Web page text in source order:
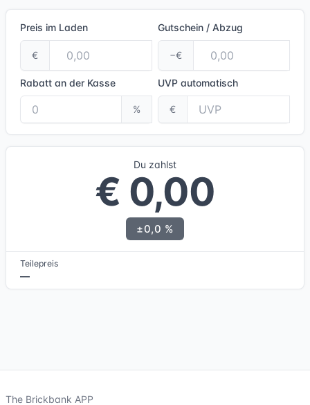
Preis im Laden
€
Gutschein / Abzug
−€
Rabatt an der Kasse
%
UVP automatisch
€
Du zahlst
€ 0,00
±0,0 %
Teilepreis
—
The Brickbank APP